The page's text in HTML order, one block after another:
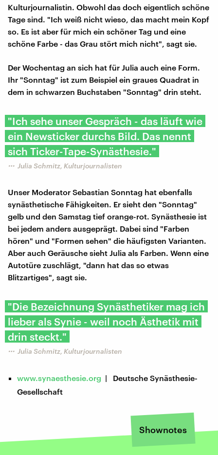
Kulturjournalistin. Obwohl das doch eigentlich schöne
Tage sind. "Ich weiß nicht wieso, das macht mein Kopf
so. Es ist aber für mich ein schöner Tag und eine
schöne Farbe - das Grau stört mich nicht", sagt sie.
Der Wochentag an sich hat für Julia auch eine Form.
Ihr "Sonntag" ist zum Beispiel ein graues Quadrat in
dem in schwarzen Buchstaben "Sonntag" drin steht.
"Ich sehe unser Gespräch - das läuft wie
ein Newsticker durchs Bild. Das nennt
sich Ticker-Tape-Synästhesie."
Julia Schmitz, Kulturjournalisten
Unser Moderator Sebastian Sonntag hat ebenfalls
synästhetische Fähigkeiten. Er sieht den "Sonntag"
gelb und den Samstag tief orange-rot. Synästhesie ist
bei jedem anders ausgeprägt. Dabei sind "Farben
hören" und "Formen sehen" die häufigsten Varianten.
Aber auch Geräusche sieht Julia als Farben. Wenn eine
Autotüre zuschlägt, "dann hat das so etwas
Blitzartiges", sagt sie.
"Die Bezeichnung Synästhetiker mag ich
lieber als Synie - weil noch Ästhetik mit
drin steckt."
Julia Schmitz, Kulturjournalisten
www.synaesthesie.org | Deutsche Synästhesie-
Gesellschaft
Shownotes